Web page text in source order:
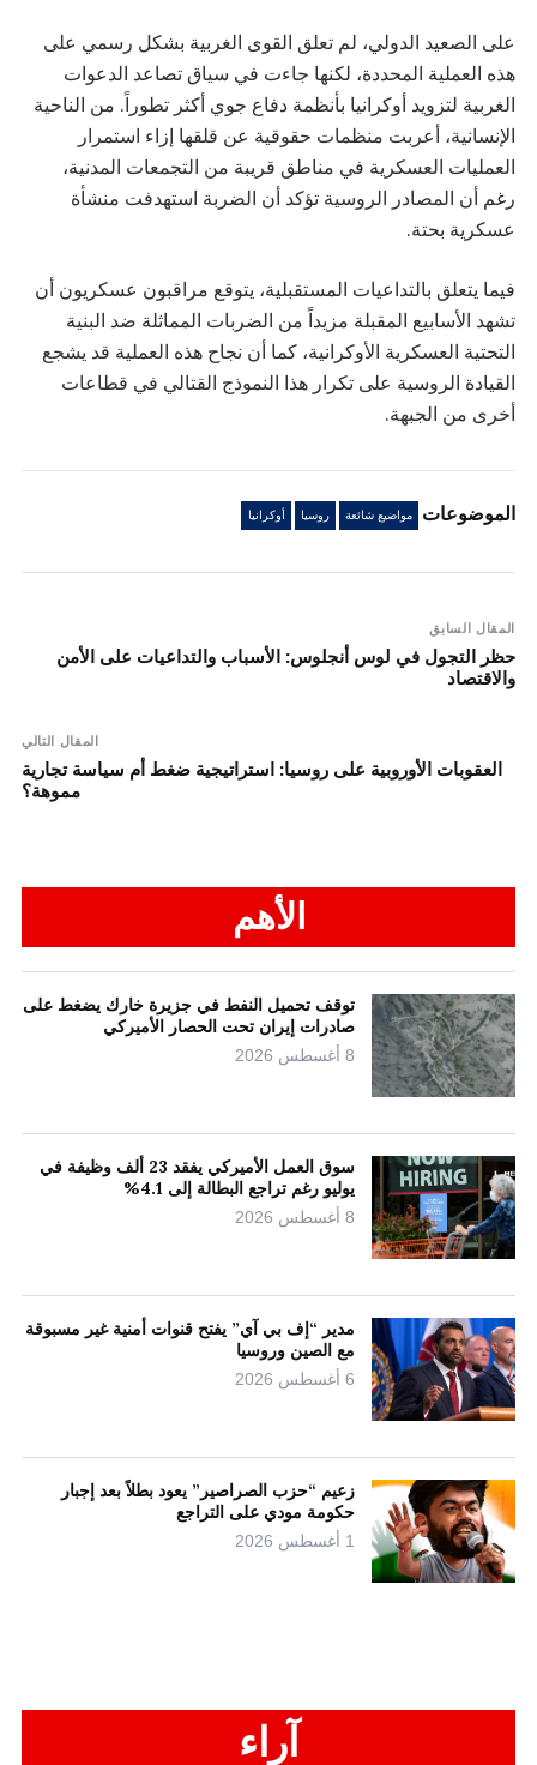
على الصعيد الدولي، لم تعلق القوى الغربية بشكل رسمي على
هذه العملية المحددة، لكنها جاءت في سياق تصاعد الدعوات
الغربية لتزويد أوكرانيا بأنظمة دفاع جوي أكثر تطوراً. من الناحية
الإنسانية، أعربت منظمات حقوقية عن قلقها إزاء استمرار
العمليات العسكرية في مناطق قريبة من التجمعات المدنية،
رغم أن المصادر الروسية تؤكد أن الضربة استهدفت منشأة
عسكرية بحتة.
فيما يتعلق بالتداعيات المستقبلية، يتوقع مراقبون عسكريون أن
تشهد الأسابيع المقبلة مزيداً من الضربات المماثلة ضد البنية
التحتية العسكرية الأوكرانية، كما أن نجاح هذه العملية قد يشجع
القيادة الروسية على تكرار هذا النموذج القتالي في قطاعات
أخرى من الجبهة.
الموضوعات مواضيع شائعة روسيا أوكرانيا
المقال السابق
حظر التجول في لوس أنجلوس: الأسباب والتداعيات على الأمن
والاقتصاد
المقال التالي
العقوبات الأوروبية على روسيا: استراتيجية ضغط أم سياسة تجارية
مموهة؟
الأهم
توقف تحميل النفط في جزيرة خارك يضغط على
صادرات إيران تحت الحصار الأميركي
8 أغسطس 2026
سوق العمل الأميركي يفقد 23 ألف وظيفة في
يوليو رغم تراجع البطالة إلى 4.1%
8 أغسطس 2026
مدير “إف بي آي” يفتح قنوات أمنية غير مسبوقة
مع الصين وروسيا
6 أغسطس 2026
زعيم “حزب الصراصير” يعود بطلاً بعد إجبار
حكومة مودي على التراجع
1 أغسطس 2026
آراء